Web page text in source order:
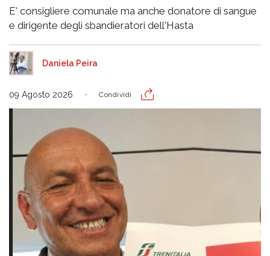
E' consigliere comunale ma anche donatore di sangue
e dirigente degli sbandieratori dell'Hasta
Daniela Peira
09 Agosto 2026 Condividi